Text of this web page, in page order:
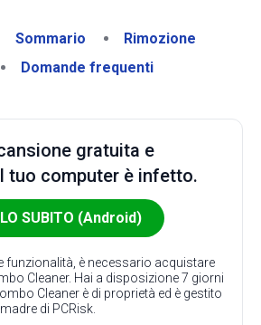
Sommario
Rimozione
Domande frequenti
gratuita e
tuo computer è infetto.
SUBITO (Android)
funzionalità, è necessario acquistare
Cleaner. Hai a disposizione 7 giorni
Cleaner è di proprietà ed è gestito
di PCRisk.